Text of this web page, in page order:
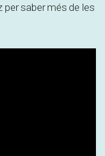
per saber més de les